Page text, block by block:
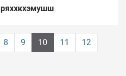
ряххкхэмушш
8 9 10 11
12